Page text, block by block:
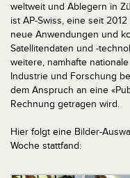
weltweit und Ablegern in
ist AP-Swiss, eine seit
neue Anwendungen und
Satellitendaten und -
weitere, namhafte
Industrie und Forschung
dem Anspruch an eine
Rechnung getragen wird.
Hier folgt eine Bilder-
Woche stattfand: